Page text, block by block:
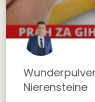
Nierensteine